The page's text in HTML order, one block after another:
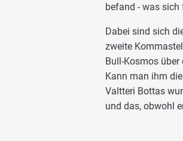
befand - was
Dabei sind sich
zweite
Bull-Kosmos über
Kann man ihm
Valtteri Bottas
und das, obwohl